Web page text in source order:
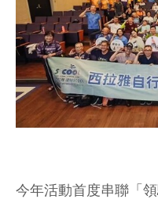
今年活動首度串聯「